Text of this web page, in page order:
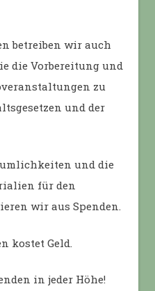
betreiben wir auch
die Vorbereitung und
zu
und der
und die
für den
wir aus Spenden.
kostet Geld.
in jeder Höhe!